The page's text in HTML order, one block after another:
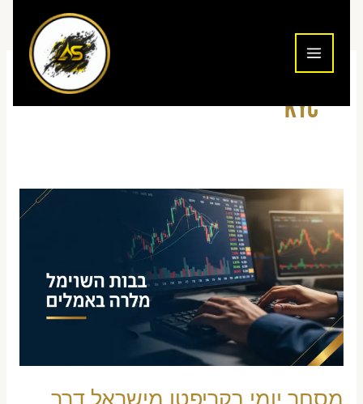
KYC
מסחר יומי בקריפטו מישראל דרך
מסחר
יומי
בקריפטו
מישראל
דרך
בורסות
בינלאומיות
—
בעיות